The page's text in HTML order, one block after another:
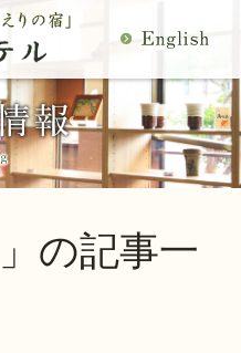
閉
じ
る
館内施設
観光案内
」の記事一
索
認・変更